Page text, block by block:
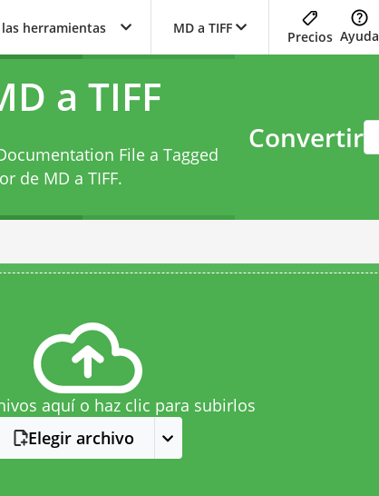
herramientas MD a TIFF
Precios Ayuda
a TIFF
File a Tagged
de MD a TIFF.
Convertir
aquí o haz clic para subirlos
Elegir archivo